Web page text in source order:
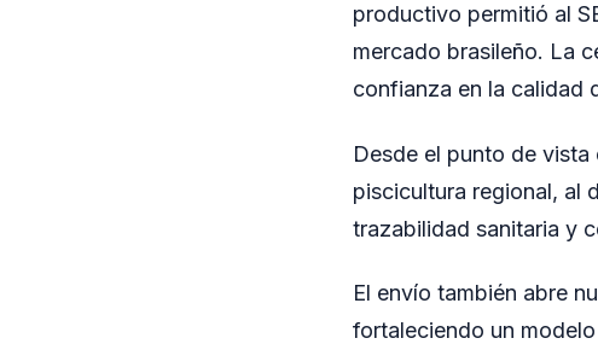
productivo permitió al
mercado brasileño. La
confianza en la calidad
Desde el punto de
piscicultura regional, al
trazabilidad sanitaria y
El envío también abre
fortaleciendo un